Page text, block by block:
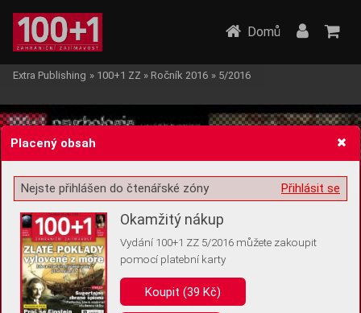
Žádost o souhlas s ukládáním volitelných informací
Pro základní fungování webu nepotřebujeme ukládat žádné informace
(tzv. cookies apod.). Rádi bychom vás ale požádali o souhlas s
Domů
Extra Publishing » 100+1 ZZ » Ročník 2016 » 5/2016
Placený obsah
Přihlásit se
Nejste přihlášen do čtenářské zóny
Okamžitý nákup
Vydání 100+1 ZZ 5/2016 můžete zakoupit
pomocí platební karty
Koupit (39 Kč)